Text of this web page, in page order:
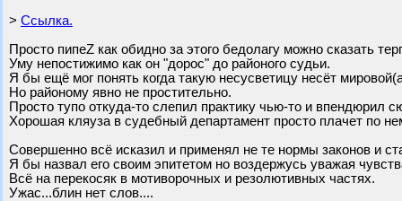
> Ссылка.
Просто пипеZ как обидно за этого бедолагу можно сказать
Уму непостижимо как он "дорос" до районого судьи.
Я бы ещё мог понять когда такую несусветицу несёт
Но районому явно не простительно.
Просто тупо откуда-то слепил практику чью-то и впендюрил
Хорошая кляуза в судебный департамент просто плачет по
Совершенно всё исказил и применял не те нормы законов и
Я бы назвал его своим эпитетом но воздержусь уважая
Всё на перекосяк в мотиворочных и резолютивных частях.
Ужас...блин нет слов....